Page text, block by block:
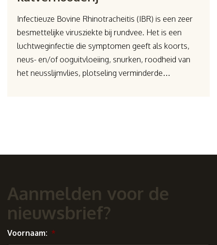
Infectieuze Bovine Rhinotracheitis (IBR) is een zeer
besmettelijke virusziekte bij rundvee. Het is een
luchtweginfectie die symptomen geeft als koorts,
neus- en/of ooguitvloeiing, snurken, roodheid van
het neusslijmvlies, plotseling verminderde…
Aanmelden voor de
nieuwsbrief?
Voornaam: *